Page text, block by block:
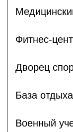
Фитнес-
Дворец
База
Военный